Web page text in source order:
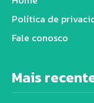
Política de
Fale conosco
Mais